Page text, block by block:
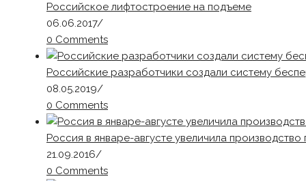
Российское лифтостроение на подъеме
06.06.2017/
0 Comments
Российские разработчики создали систему
08.05.2019/
0 Comments
Россия в январе-августе увеличила производство
21.09.2016/
0 Comments